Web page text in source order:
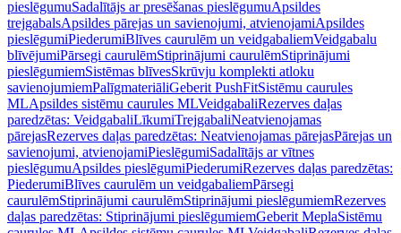
pieslēgumuSadalītājs ar presēšanas pieslēgumuApsildes
trejgabalsApsildes pārejas un savienojumi, atvienojamiApsildes
pieslēgumiPiederumiBlīves caurulēm un veidgabaliemVeidgabalu
blīvējumiPārsegi caurulēmStiprinājumi caurulēmStiprinājumi
pieslēgumiemSistēmas blīvesSkrūvju komplekti atloku
savienojumiemPalīgmateriāliGeberit PushFitSistēmu caurules
MLApsildes sistēmu caurules MLVeidgabaliRezerves daļas
paredzētas: VeidgabaliLīkumiTrejgabaliNeatvienojamas
pārejasRezerves daļas paredzētas: Neatvienojamas pārejasPārejas un
savienojumi, atvienojamiPieslēgumiSadalītājs ar vītnes
pieslēgumuApsildes pieslēgumiPiederumiRezerves daļas paredzētas:
PiederumiBlīves caurulēm un veidgabaliemPārsegi
caurulēmStiprinājumi caurulēmStiprinājumi pieslēgumiemRezerves
daļas paredzētas: Stiprinājumi pieslēgumiemGeberit MeplaSistēmu